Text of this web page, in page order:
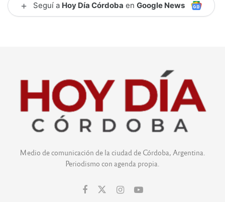
+ Seguí a Hoy Día Córdoba en Google News
Medio de comunicación de la ciudad de Córdoba, Argentina.
Periodismo con agenda propia.